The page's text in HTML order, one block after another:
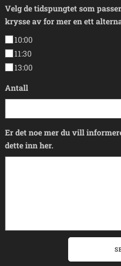
Velg de tidspungtet som
krysse av for mer en ett
10:00
11:30
13:00
Antall
Er det noe mer du vill
dette inn her.